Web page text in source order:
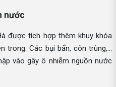
nước
được tích hợp thêm khuy khóa
trong. Các bụi bẩn, côn trùng,...
vào gây ô nhiễm nguồn nước